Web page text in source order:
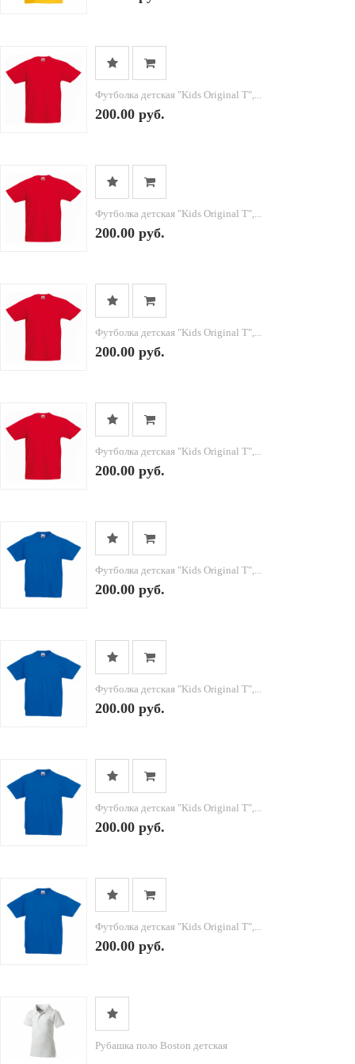
Футболка детская "Kids Original T",...
200.00 руб.
Футболка детская "Kids Original T",...
200.00 руб.
Футболка детская "Kids Original T",...
200.00 руб.
Футболка детская "Kids Original T",...
200.00 руб.
Футболка детская "Kids Original T",...
200.00 руб.
Футболка детская "Kids Original T",...
200.00 руб.
Футболка детская "Kids Original T",...
200.00 руб.
Футболка детская "Kids Original T",...
200.00 руб.
Рубашка поло Boston детская